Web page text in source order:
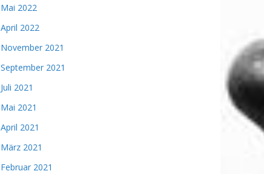
Mai 2022
April 2022
November 2021
September 2021
Juli 2021
Mai 2021
April 2021
März 2021
Februar 2021